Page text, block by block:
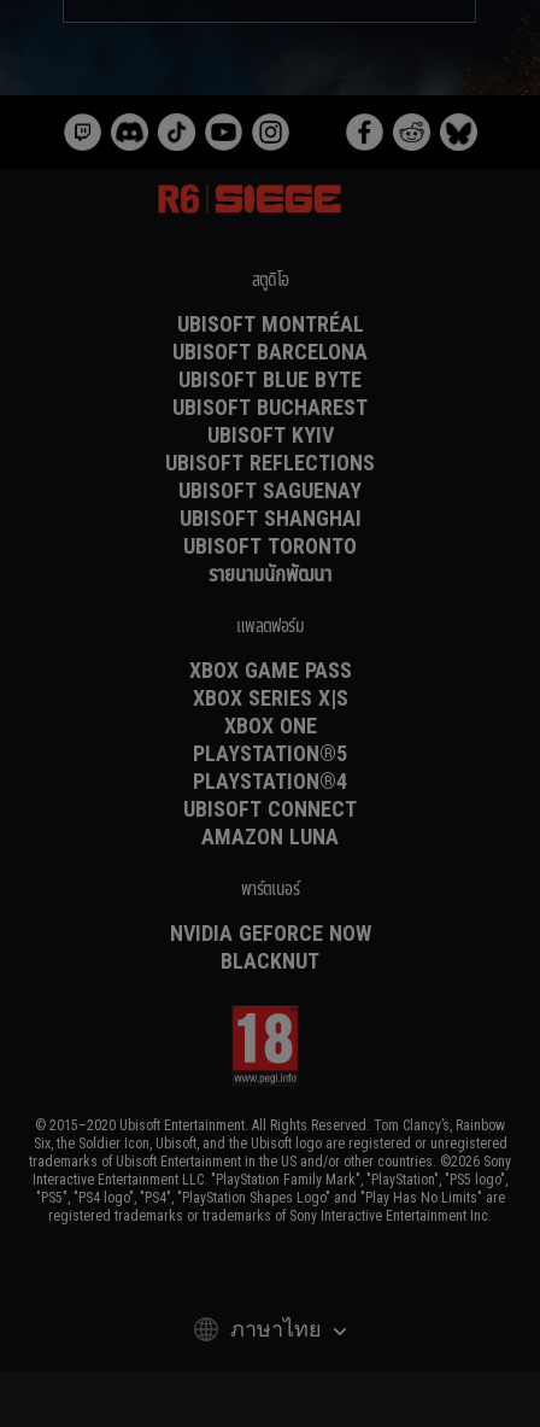
สตูดิโอ
UBISOFT MONTRÉAL
UBISOFT BARCELONA
UBISOFT BLUE BYTE
UBISOFT BUCHAREST
UBISOFT KYIV
UBISOFT REFLECTIONS
UBISOFT SAGUENAY
UBISOFT SHANGHAI
UBISOFT TORONTO
รายนามนักพัฒนา
แพลตฟอร์ม
XBOX GAME PASS
XBOX SERIES X|S
XBOX ONE
PLAYSTATION®5
PLAYSTATION®4
UBISOFT CONNECT
AMAZON LUNA
พาร์ตเนอร์
NVIDIA GEFORCE NOW
BLACKNUT
© 2015–2020 Ubisoft Entertainment. All Rights Reserved. Tom Clancy’s, Rainbow
Six, the Soldier Icon, Ubisoft, and the Ubisoft logo are registered or unregistered
trademarks of Ubisoft Entertainment in the US and/or other countries. ©2026 Sony
Interactive Entertainment LLC. "PlayStation Family Mark", "PlayStation", "PS5 logo",
"PS5", "PS4 logo", "PS4", "PlayStation Shapes Logo" and "Play Has No Limits" are
registered trademarks or trademarks of Sony Interactive Entertainment Inc.
ภาษาไทย